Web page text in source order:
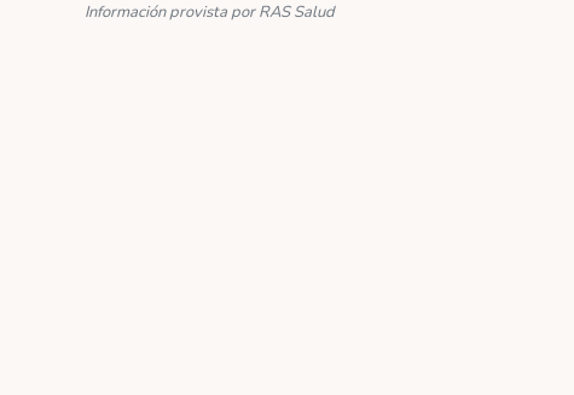
Información provista por RAS Salud